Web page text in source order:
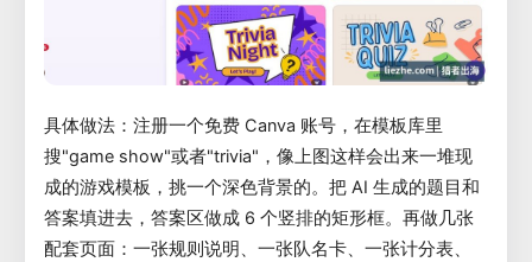
具体做法：注册一个免费 Canva 账号，在模板库里
搜"game show"或者"trivia"，像上图这样会出来一堆现
成的游戏模板，挑一个深色背景的。把 AI 生成的题目和
答案填进去，答案区做成 6 个竖排的矩形框。再做几张
配套页面：一张规则说明、一张队名卡、一张计分表、